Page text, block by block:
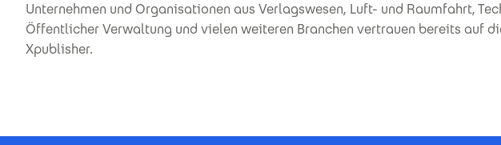
Unternehmen und Organisationen aus Verlagswesen, Luft- und Raumfahrt,
Öffentlicher Verwaltung und vielen weiteren Branchen vertrauen bereits auf
Xpublisher.